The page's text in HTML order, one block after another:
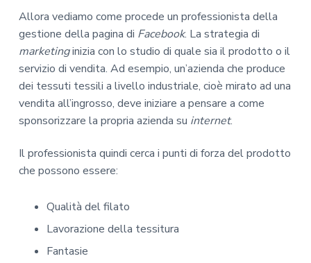
Allora vediamo come procede un professionista della
gestione della pagina di Facebook. La strategia di
marketinginizia con lo studio di quale sia il prodotto o il
servizio di vendita. Ad esempio, un’azienda che produce
dei tessuti tessili a livello industriale, cioè mirato ad una
vendita all’ingrosso, deve iniziare a pensare a come
sponsorizzare la propria azienda su internet.
Il professionista quindi cerca i punti di forza del prodotto
che possono essere:
Qualità del filato
Lavorazione della tessitura
Fantasie